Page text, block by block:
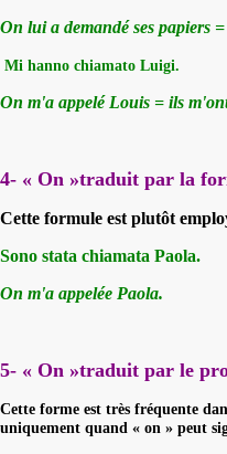
On lui a demandé ses papiers
Mi hanno chiamato Luigi.
On m'a appelé Louis = ils
4- « On »traduit par la
Cette formule est plutôt
Sono stata chiamata Paola.
On m'a appelée Paola.
5- « On »traduit par le
Cette forme est très fréquente
uniquement quand « on » peut